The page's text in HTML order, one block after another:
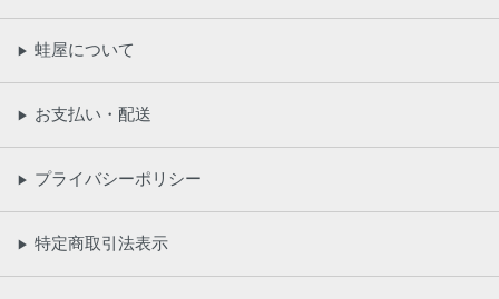
▶ 蛙屋について
▶ お支払い・配送
▶ プライバシーポリシー
▶ 特定商取引法表示